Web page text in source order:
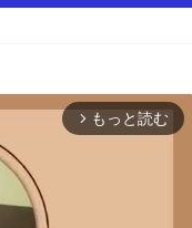
arrow_forward_ios もっと読む